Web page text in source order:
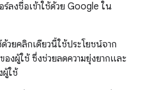
ลงชื่อเข้าใช้ด้วย Google ใน
วยคลิกเดียวนี้ใช้ประโยชน์จาก
งผู้ใช้ ซึ่งช่วยลดความยุ่งยากและ
ผู้ใช้